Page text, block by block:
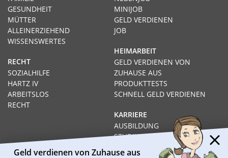
MINIJOB
GELD VERDIENEN
JOB
HEIMARBEIT
GELD VERDIENEN VON
ZUHAUSE AUS
PRODUKTTESTS
SCHNELL GELD VERDIENEN
KARRIERE
AUSBILDUNG
STUDIUM
FERNSTUDIUM
GESUNDHEIT
MÜTTER
ALLEINERZIEHEND
WISSENSWERTES
RECHT
SOZIALHILFE
HARTZ IV
ARBEITSLOS
RECHT
Geld verdienen von Zuhause aus